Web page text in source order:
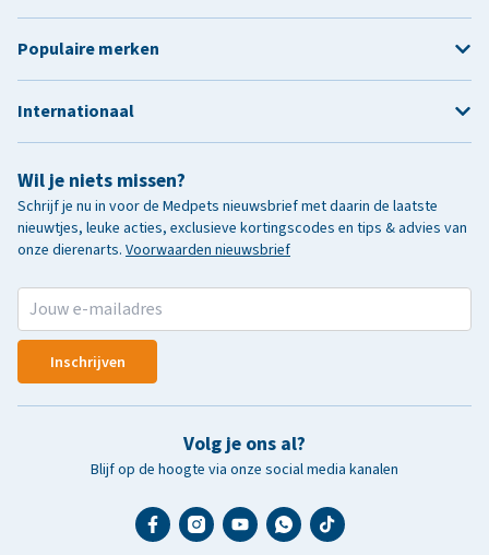
Wil je niets missen?
Schrijf je nu in voor de Medpets nieuwsbrief met daarin de laatste
nieuwtjes, leuke acties, exclusieve kortingscodes en tips & advies van
onze dierenarts. Voorwaarden nieuwsbrief
Inschrijven
Volg je ons al?
Blijf op de hoogte via onze social media kanalen
Populaire merken
Internationaal